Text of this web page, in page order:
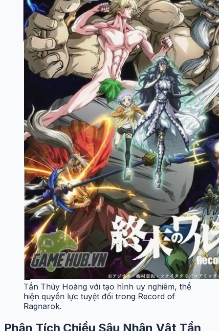
Tần Thủy Hoàng với tạo hình uy nghiêm, thể
hiện quyền lực tuyệt đối trong Record of
Ragnarok.
Phân Tích Chiều Sâu Nhân Vật Tần